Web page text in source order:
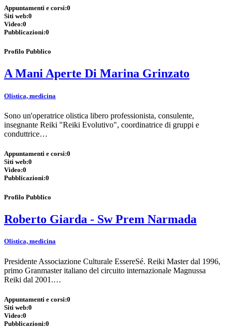
Appuntamenti e corsi:0
Siti web:0
Video:0
Pubblicazioni:0
Profilo Pubblico
A Mani Aperte Di Marina Grinzato
Olistica, medicina
Sono un'operatrice olistica libero professionista, consulente,
insegnante Reiki "Reiki Evolutivo", coordinatrice di gruppi e
conduttrice…
Appuntamenti e corsi:0
Siti web:0
Video:0
Pubblicazioni:0
Profilo Pubblico
Roberto Giarda - Sw Prem Narmada
Olistica, medicina
Presidente Associazione Culturale EssereSé. Reiki Master dal 1996,
primo Granmaster italiano del circuito internazionale Magnussa
Reiki dal 2001.…
Appuntamenti e corsi:0
Siti web:0
Video:0
Pubblicazioni:0